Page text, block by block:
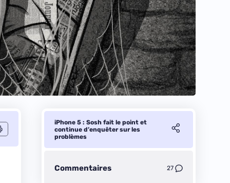
iPhone 5 : Sosh fait le point et
continue d’enquêter sur les
problèmes
Commentaires 27